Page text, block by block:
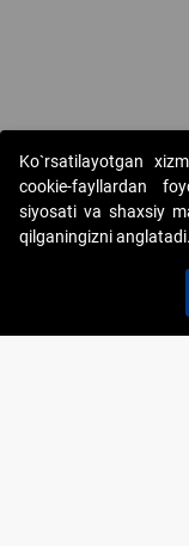
Copyright © 2017-
tashkil etish" AJ.
Ko`rsatilayotgan
cookie-fayllardan
siyosati va shaxsiy
qilganingizni anglatadi.